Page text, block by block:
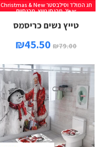
חג המולד וסילבסטר Christmas & New
Year
,מכנסי טייץ,מכנסיים
טייץ נשים כריסמס
₪79.00
₪45.50